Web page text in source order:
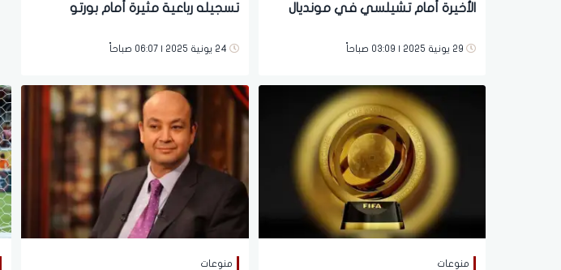
الأخيرة أمام تشيلسي في مونديال
29 يونية 2025 | 03:09 صباحاً
تسجيله رباعية مثيرة أمام بورتو
24 يونية 2025 | 06:07 صباحاً
منوعات منوعات